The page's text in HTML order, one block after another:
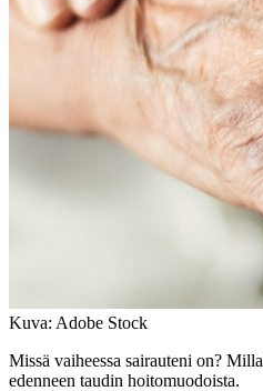
Kuva: Adobe Stock
Missä vaiheessa sairauteni on?
edenneen taudin hoitomuodoista.